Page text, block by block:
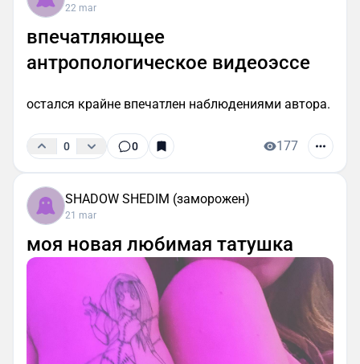
22 mar
впечатляющее
антропологическое видеоэссе
остался крайне впечатлен наблюдениями автора.
0 0 177
SHADOW SHEDIM (заморожен)
21 mar
моя новая любимая татушка